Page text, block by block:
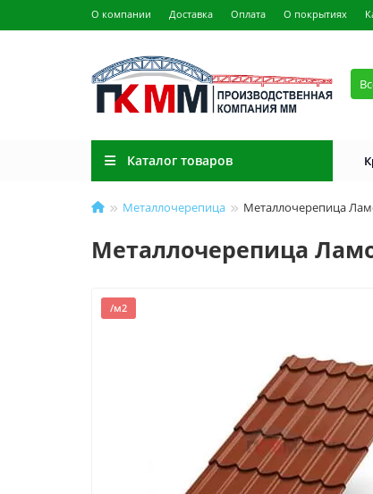
О компании Доставка Оплата О покрытиях
Каталог товаров
Металлочерепица Металлочерепица
Металлочерепица
/м2